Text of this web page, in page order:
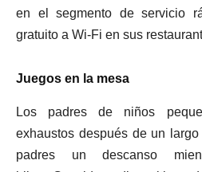
en el segmento de servicio
gratuito a Wi-Fi en sus
Juegos en la mesa
Los padres de niños
exhaustos después de un
padres un descanso